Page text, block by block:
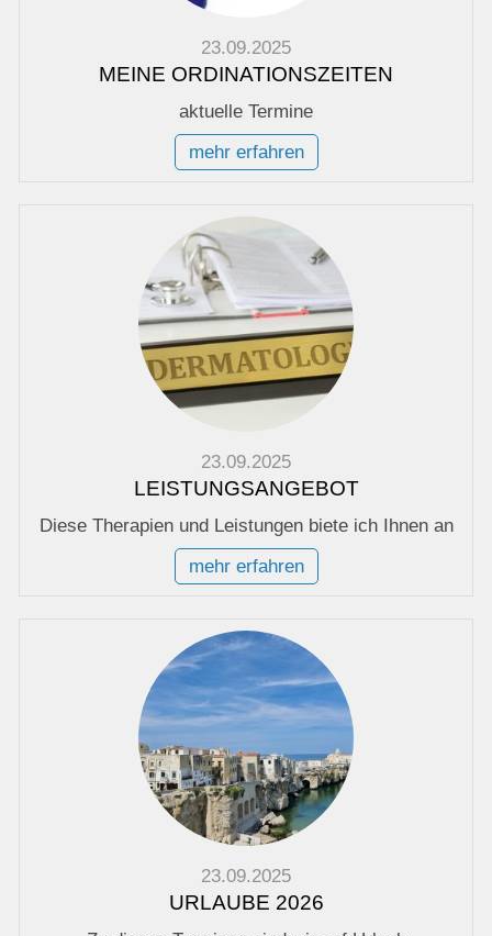
23.09.2025
MEINE ORDINATIONSZEITEN
aktuelle Termine
mehr erfahren
23.09.2025
LEISTUNGSANGEBOT
Diese Therapien und Leistungen biete ich Ihnen an
mehr erfahren
23.09.2025
URLAUBE 2026